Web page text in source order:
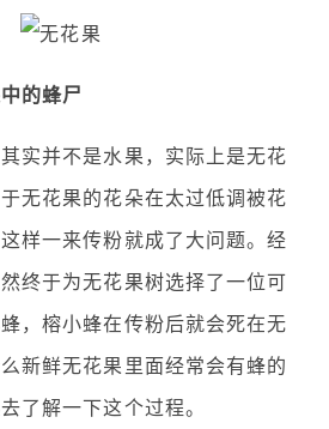
的蜂尸
实并不是水果，实际上是无花
无花果的花朵在太过低调被花
样一来传粉就成了大问题。经
终于为无花果树选择了一位可
，榕小蜂在传粉后就会死在无
新鲜无花果里面经常会有蜂的
了解一下这个过程。